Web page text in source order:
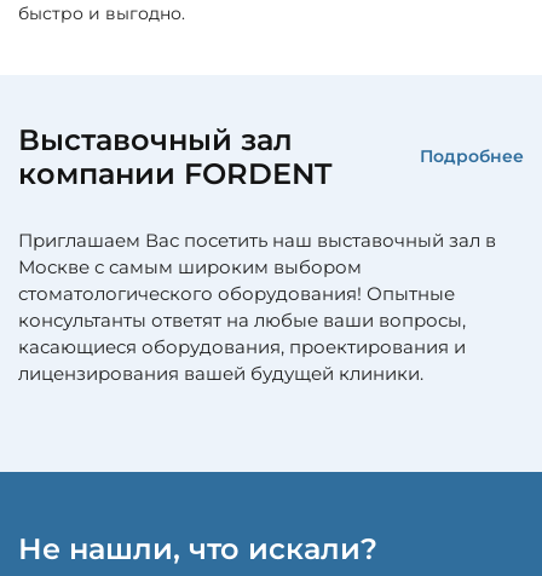
быстро и выгодно.
Выставочный зал
компании FORDENT
Подробнее
Приглашаем Вас посетить наш выставочный зал в
Москве с самым широким выбором
стоматологического оборудования! Опытные
консультанты ответят на любые ваши вопросы,
касающиеся оборудования, проектирования и
лицензирования вашей будущей клиники.
Не нашли, что искали?